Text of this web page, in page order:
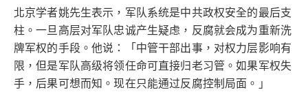
北京学者姚先生表示，军队系统是中共政权安全的最后支
柱。一旦高层对军队忠诚产生疑虑，反腐就会成为重新洗
牌军权的手段。他说：「中管干部出事，对权力层影响有
限，但是军队高级将领任命可直接归老习管。如果军权失
手，后果可想而知。现在只能通过反腐控制局面。」